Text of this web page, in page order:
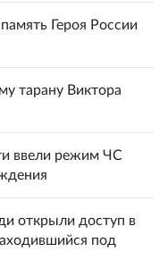
Героя России
тарану Виктора
ввели режим ЧС
открыли доступ в
под